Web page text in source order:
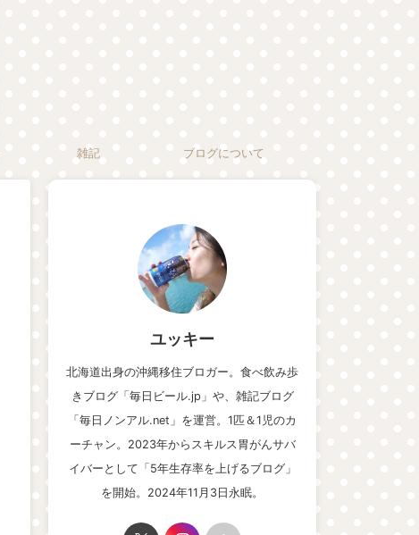
雑記 ブログについて
ユッキー
北海道出身の沖縄移住ブロガー。食べ飲み歩
きブログ「毎日ビール.jp」や、雑記ブログ
「毎日ノンアル.net」を運営。1匹＆1児のカ
ーチャン。2023年からスキルス胃がんサバ
イバーとして「5年生存率を上げるブログ」
を開始。2024年11月3日永眠。